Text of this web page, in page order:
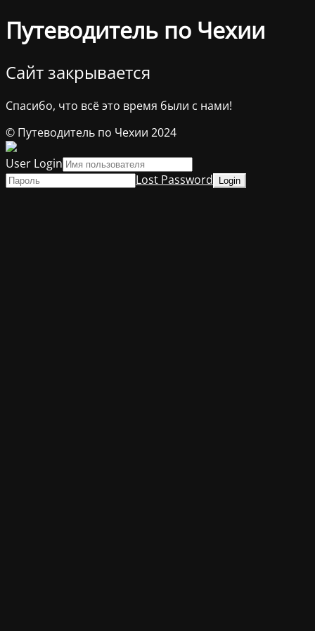
Путеводитель по Чехии
Сайт закрывается
Спасибо, что всё это время были с нами!
© Путеводитель по Чехии 2024
User Login
Lost Password